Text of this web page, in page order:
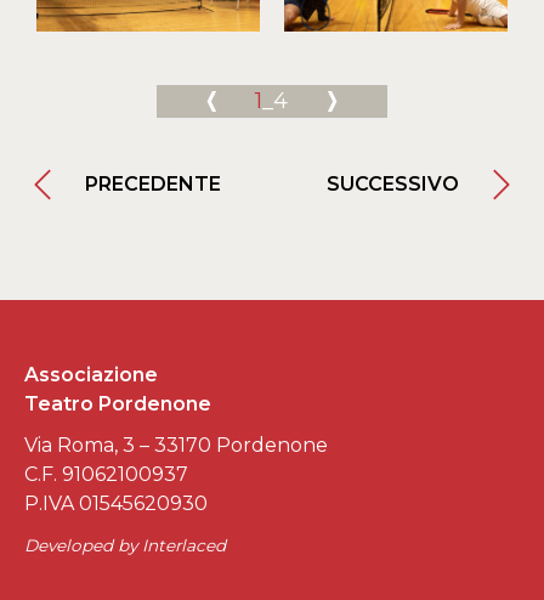
1 _4
PRECEDENTE SUCCESSIVO
Associazione
Teatro Pordenone
Via Roma, 3 – 33170 Pordenone
C.F. 91062100937
P.IVA 01545620930
Developed by Interlaced